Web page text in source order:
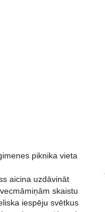
piknika vieta
aicina uzdāvināt
skaistu
iespēju svētkus